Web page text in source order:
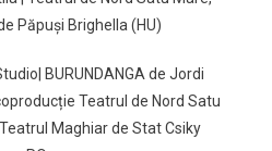
Păpuși Brighella (HU)
BURUNDANGA de Jordi
Teatrul de Nord Satu
Maghiar de Stat Csiky